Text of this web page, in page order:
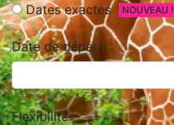
Dates exactes NOUVEAU !
Date de départ
Flexibilité